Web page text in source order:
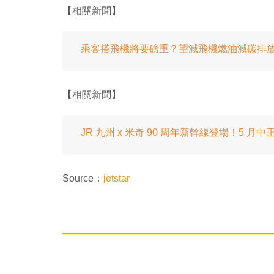
【相關新聞】
乘客搭飛機將要磅重？望減飛機燃油減碳排
【相關新聞】
JR 九州 x 米奇 90 周年新幹線登場！5 月中
Source： jetstar